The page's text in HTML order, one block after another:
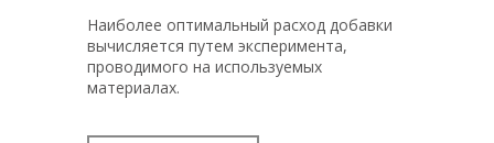
Наиболее оптимальный расход добавки
вычисляется путем эксперимента,
проводимого на используемых
материалах.